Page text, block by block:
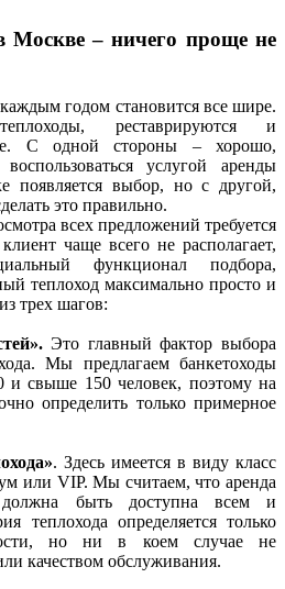
Москве – ничего проще не
годом становится все шире.
реставрируются и
С одной стороны – хорошо,
услугой аренды
появляется выбор, но с другой,
это правильно.
всех предложений требуется
чаще всего не располагает,
функционал подбора,
теплоход максимально просто и
трех шагов:
Это главный фактор выбора
Мы предлагаем банкетоходы
свыше 150 человек, поэтому на
определить только примерное
. Здесь имеется в виду класс
или VIP. Мы считаем, что аренда
быть доступна всем и
теплохода определяется только
но ни в коем случае не
качеством обслуживания.